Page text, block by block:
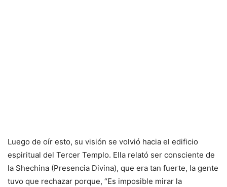
Luego de oír esto, su visión se volvió hacia el edificio
espiritual del Tercer Templo. Ella relató ser consciente de
la Shechina (Presencia Divina), que era tan fuerte, la gente
tuvo que rechazar porque, “Es imposible mirar la